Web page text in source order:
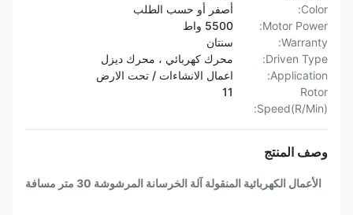
Color:
أصفر أو حسب الطلب
Motor Power:
5500 واط
Warranty:
سنتان
Driven Type:
محرك كهربائي ، محرك ديزل
Application:
اعمال الانشاءات / تحت الارض
Rotor
Speed(R/Min):
وصف المنتج
الأعمال الكهربائية المنقولة آلة الخرسانة المرشوشة 30 متر مسافة